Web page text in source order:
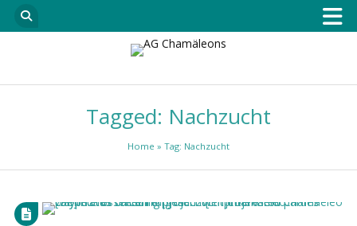
Tagged: Nachzucht
Home » Tag: Nachzucht